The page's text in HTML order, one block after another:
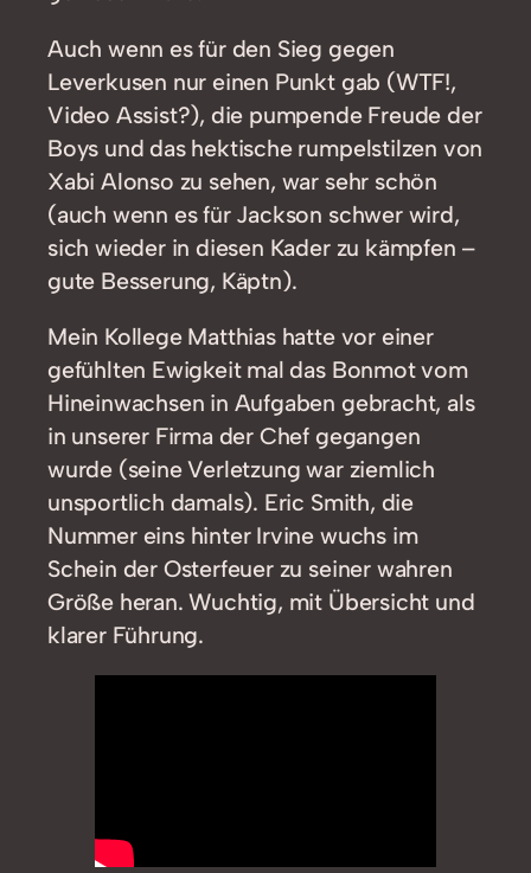
Auch wenn es für den Sieg gegen
Leverkusen nur einen Punkt gab (WTF!,
Video Assist?), die pumpende Freude der
Boys und das hektische rumpelstilzen von
Xabi Alonso zu sehen, war sehr schön
(auch wenn es für Jackson schwer wird,
sich wieder in diesen Kader zu kämpfen –
gute Besserung, Käptn).
Mein Kollege Matthias hatte vor einer
gefühlten Ewigkeit mal das Bonmot vom
Hineinwachsen in Aufgaben gebracht, als
in unserer Firma der Chef gegangen
wurde (seine Verletzung war ziemlich
unsportlich damals). Eric Smith, die
Nummer eins hinter Irvine wuchs im
Schein der Osterfeuer zu seiner wahren
Größe heran. Wuchtig, mit Übersicht und
klarer Führung.